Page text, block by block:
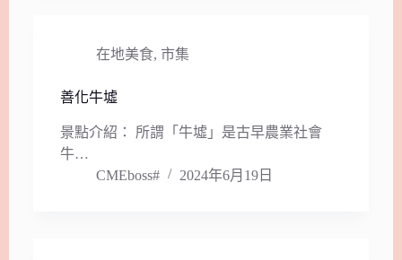
在地美食, 市集
善化牛墟
景點介紹： 所謂「牛墟」是古早農業社會
牛…
CMEboss#
2024年6月19日